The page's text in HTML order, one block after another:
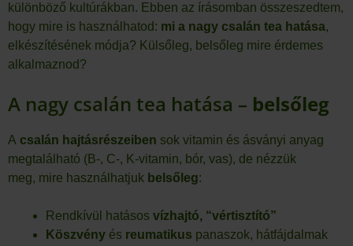
különböző kultúrákban. Ebben az írásomban összeszedtem,
hogy mire is használhatod: mi a nagy csalán tea hatása,
elkészítésének módja? Külsőleg, belsőleg mire érdemes
alkalmaznod?
A nagy csalán tea hatása – belsőleg
A csalán hajtásrészeiben sok vitamin és ásványi anyag
megtalálható (B-, C-, K-vitamin, bór, vas), de nézzük
meg, mire használhatjuk belsőleg:
Rendkívül hatásos vízhajtó, “vértisztító”
Köszvény és reumatikus panaszok, hátfájdalmak